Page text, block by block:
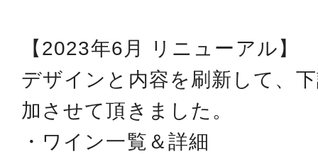
【2023年6月 リニューアル】
デザインと内容を刷新して、
加させて頂きました。
・ワイン一覧＆詳細